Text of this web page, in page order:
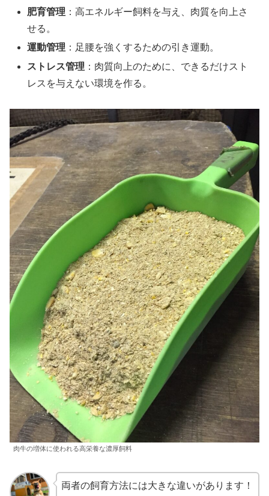
肥育管理 ：高エネルギー飼料を与え、肉質を向上さ
せる。
運動管理 ：足腰を強くするための引き運動。
ストレス管理 ：肉質向上のために、できるだけスト
レスを与えない環境を作る。
肉牛の増体に使われる高栄養な濃厚飼料
両者の飼育方法には大きな違いがあります！